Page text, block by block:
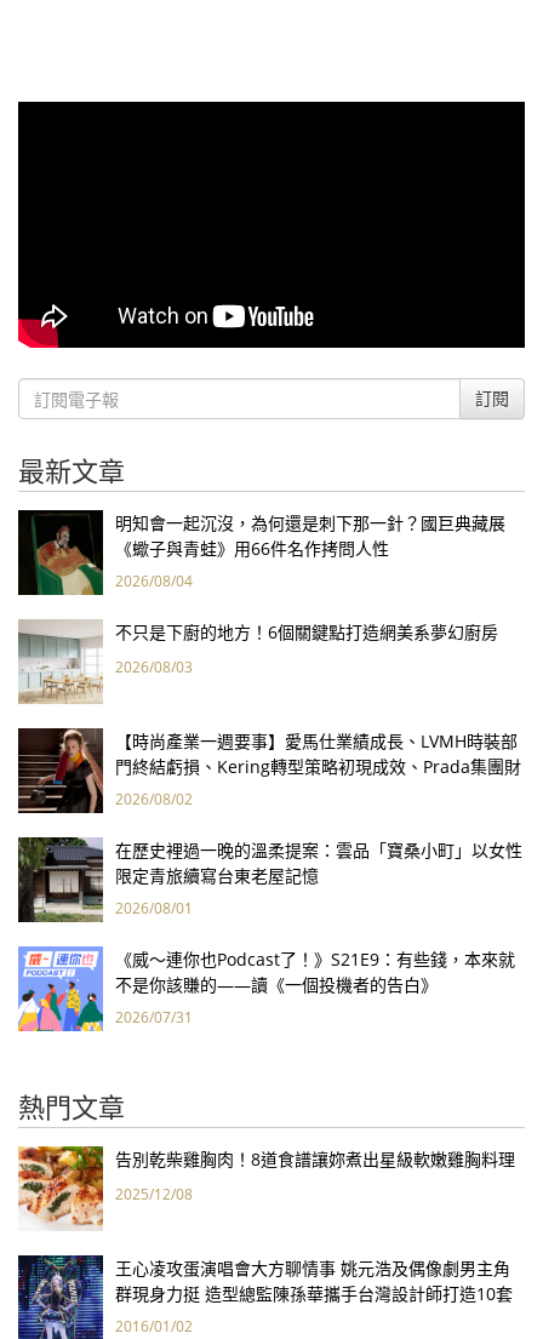
訂閱
最新文章
明知會一起沉沒，為何還是刺下那一針？國巨典藏展
《蠍子與青蛙》用66件名作拷問人性
2026/08/04
不只是下廚的地方！6個關鍵點打造網美系夢幻廚房
2026/08/03
【時尚產業一週要事】愛馬仕業績成長、LVMH時裝部
門終結虧損、Kering轉型策略初現成效、Prada集團財
報亮眼
2026/08/02
在歷史裡過一晚的溫柔提案：雲品「寶桑小町」以女性
限定青旅續寫台東老屋記憶
2026/08/01
《威～連你也Podcast了！》S21E9：有些錢，本來就
不是你該賺的——讀《一個投機者的告白》
2026/07/31
熱門文章
告別乾柴雞胸肉！8道食譜讓妳煮出星級軟嫩雞胸料理
2025/12/08
王心凌攻蛋演唱會大方聊情事 姚元浩及偶像劇男主角
群現身力挺 造型總監陳孫華攜手台灣設計師打造10套
華服
2016/01/02